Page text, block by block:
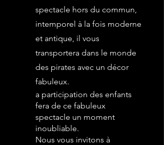
spectacle hors du commun,
intemporel à la fois moderne
et antique, il vous
transportera dans le monde
des pirates avec un décor
fabuleux.
a participation des enfants
fera de ce fabuleux
spectacle un moment
inoubliable.
Nous vous invitons à